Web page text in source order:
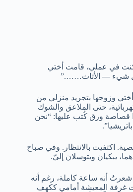
كنت في عملي، قامت أختي
شيء — الأثاث…….”
وزوجها بتجريد منزلي من
حتى الملاعق والشوك
قصاصة ورق كُتب عليها: “نحن
اكتفيت بالانتظار. وفي صباح
يبكيان ويتوسلان إليّ.
أنه ساعة كاملة، رغم أنه
غرفة المعيشة أمامي ككهف